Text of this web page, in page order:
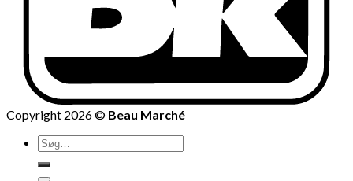
Copyright 2026 © Beau Marché
Søg
efter: